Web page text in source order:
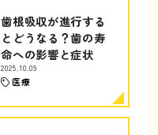
歯根吸収が進行する
とどうなる？歯の寿
命への影響と症状
2025.10.09
医療